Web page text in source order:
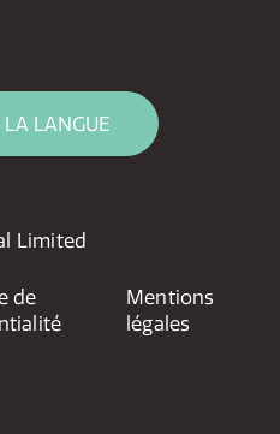
LA LANGUE
Limited
de
Mentions
légales